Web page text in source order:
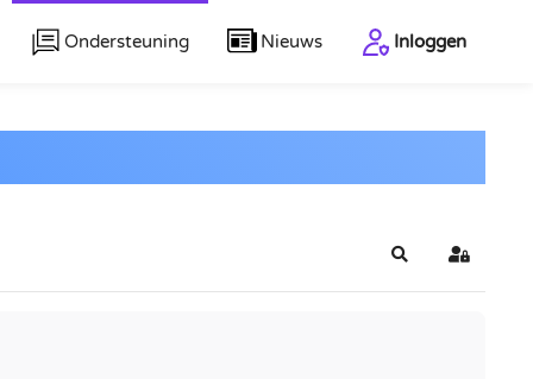
Ondersteuning Nieuws Inloggen
ZoekenInloggen